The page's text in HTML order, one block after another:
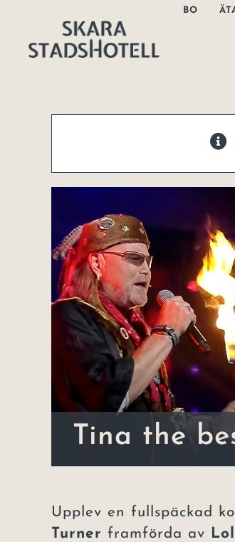
innehållet
BO
Tina the
Upplev en fullspäckad
Turner framförda av